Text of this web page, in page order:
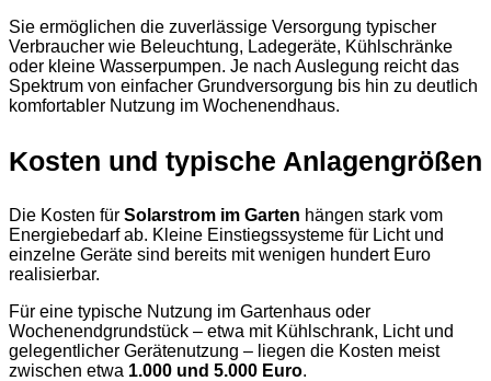
Sie ermöglichen die zuverlässige Versorgung typischer
Verbraucher wie Beleuchtung, Ladegeräte, Kühlschränke
oder kleine Wasserpumpen. Je nach Auslegung reicht das
Spektrum von einfacher Grundversorgung bis hin zu deutlich
komfortabler Nutzung im Wochenendhaus.
Kosten und typische Anlagengrößen
Die Kosten für Solarstrom im Garten hängen stark vom
Energiebedarf ab. Kleine Einstiegssysteme für Licht und
einzelne Geräte sind bereits mit wenigen hundert Euro
realisierbar.
Für eine typische Nutzung im Gartenhaus oder
Wochenendgrundstück – etwa mit Kühlschrank, Licht und
gelegentlicher Gerätenutzung – liegen die Kosten meist
zwischen etwa 1.000 und 5.000 Euro.